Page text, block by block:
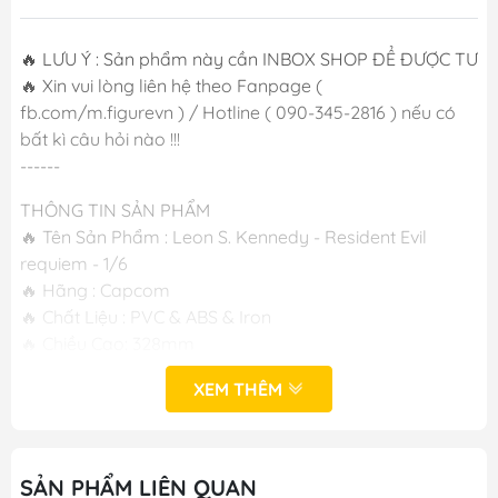
🔥 LƯU Ý : Sản phẩm này cần INBOX SHOP ĐỂ ĐƯỢC TƯ
🔥 Xin vui lòng liên hệ theo Fanpage (
fb.com/m.figurevn ) / Hotline ( 090-345-2816 ) nếu có
bất kì câu hỏi nào !!!
------
THÔNG TIN SẢN PHẨM
🔥 Tên Sản Phẩm : Leon S. Kennedy - Resident Evil
requiem - 1/6
🔥 Hãng : Capcom
🔥 Chất Liệu : PVC & ABS & Iron
🔥 Ngày Phát Hành: T11/2026
🔥Cơ sở 1: 100 - P.An Trạch - Chợ Dừa - Đống Đa - Hà
XEM THÊM
SẢN PHẨM LIÊN QUAN